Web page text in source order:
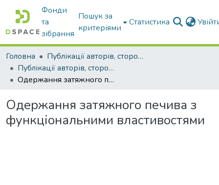
Фонди
та
зібрання
Пошук за
критеріями
Статистика
Головна
Публікації авторів, сторонніх університету
Публікації авторів, сторонніх університету
Одержання затяжного печива з функціональними властивостями
Одержання затяжного печива з
функціональними властивостями